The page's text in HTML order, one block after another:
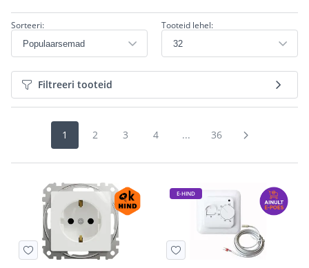
Sorteeri: Tooteid lehel:
Filtreeri tooteid
1 2 3 4 ... 36
E-HIND